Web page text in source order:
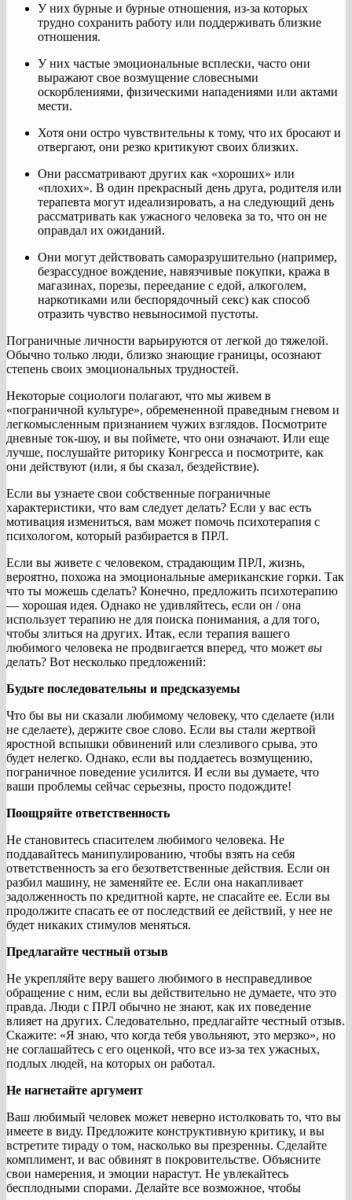
У них бурные и бурные отношения, из-за которых
трудно сохранить работу или поддерживать близкие
отношения.
У них частые эмоциональные всплески, часто они
выражают свое возмущение словесными
оскорблениями, физическими нападениями или актами
мести.
Хотя они остро чувствительны к тому, что их бросают и
отвергают, они резко критикуют своих близких.
Они рассматривают других как «хороших» или
«плохих». В один прекрасный день друга, родителя или
терапевта могут идеализировать, а на следующий день
рассматривать как ужасного человека за то, что он не
оправдал их ожиданий.
Они могут действовать саморазрушительно (например,
безрассудное вождение, навязчивые покупки, кража в
магазинах, порезы, переедание с едой, алкоголем,
наркотиками или беспорядочный секс) как способ
отразить чувство невыносимой пустоты.
Пограничные личности варьируются от легкой до тяжелой.
Обычно только люди, близко знающие границы, осознают
степень своих эмоциональных трудностей.
Некоторые социологи полагают, что мы живем в
«пограничной культуре», обремененной праведным гневом и
легкомысленным признанием чужих взглядов. Посмотрите
дневные ток-шоу, и вы поймете, что они означают. Или еще
лучше, послушайте риторику Конгресса и посмотрите, как
они действуют (или, я бы сказал, бездействие).
Если вы узнаете свои собственные пограничные
характеристики, что вам следует делать? Если у вас есть
мотивация измениться, вам может помочь психотерапия с
психологом, который разбирается в ПРЛ.
Если вы живете с человеком, страдающим ПРЛ, жизнь,
вероятно, похожа на эмоциональные американские горки. Так
что ты можешь сделать? Конечно, предложить психотерапию
— хорошая идея. Однако не удивляйтесь, если он / она
использует терапию не для поиска понимания, а для того,
чтобы злиться на других. Итак, если терапия вашего
любимого человека не продвигается вперед, что может вы
делать? Вот несколько предложений:
Будьте последовательны и предсказуемы
Что бы вы ни сказали любимому человеку, что сделаете (или
не сделаете), держите свое слово. Если вы стали жертвой
яростной вспышки обвинений или слезливого срыва, это
будет нелегко. Однако, если вы поддаетесь возмущению,
пограничное поведение усилится. И если вы думаете, что
ваши проблемы сейчас серьезны, просто подождите!
Поощряйте ответственность
Не становитесь спасителем любимого человека. Не
поддавайтесь манипулированию, чтобы взять на себя
ответственность за его безответственные действия. Если он
разбил машину, не заменяйте ее. Если она накапливает
задолженность по кредитной карте, не спасайте ее. Если вы
продолжите спасать ее от последствий ее действий, у нее не
будет никаких стимулов меняться.
Предлагайте честный отзыв
Не укрепляйте веру вашего любимого в несправедливое
обращение с ним, если вы действительно не думаете, что это
правда. Люди с ПРЛ обычно не знают, как их поведение
влияет на других. Следовательно, предлагайте честный отзыв.
Скажите: «Я знаю, что когда тебя увольняют, это мерзко», но
не соглашайтесь с его оценкой, что все из-за тех ужасных,
подлых людей, на которых он работал.
Не нагнетайте аргумент
Ваш любимый человек может неверно истолковать то, что вы
имеете в виду. Предложите конструктивную критику, и вы
встретите тираду о том, насколько вы презренны. Сделайте
комплимент, и вас обвинят в покровительстве. Объясните
свои намерения, и эмоции нарастут. Не увлекайтесь
бесплодными спорами. Делайте все возможное, чтобы